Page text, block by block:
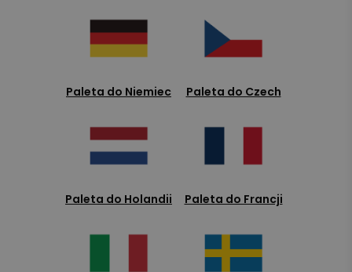
Paleta do Niemiec Paleta do Czech
Paleta do Holandii Paleta do Francji